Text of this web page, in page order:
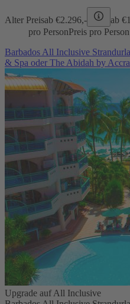
Alter Preisab €2.296,- ab €
pro PersonPreis pro Person
Barbados All Inclusive
& Spa oder The Abidah by Accra
Upgrade auf All Inclusive